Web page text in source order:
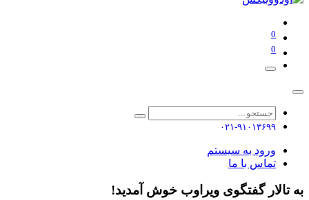
0
0
۰۲۱-۹۱۰۱۳۶۹۹
ورود به سیستم
تماس با ما
به تالار گفتگوی ویراوب خوش آمدید!